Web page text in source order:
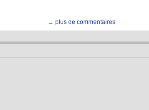
→ plus de commentaires